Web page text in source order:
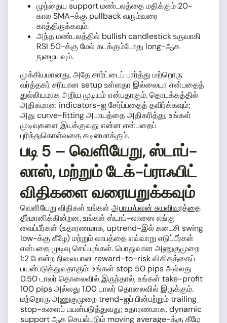
முந்தைய support மண்டலத்தை மதிக்கும் 20-
கால SMA-க்கு pullback வரும்வரை
காத்திருக்கவும்.
அந்த மண்டலத்தில் bullish candlestick உருவாகி
RSI 50-க்கு மேல் கடக்கும்போது long-ஆக
நுழையவும்.
முக்கியமானது, அதே சார்ட்டைப் பார்த்து மற்றொரு
வர்த்தகர் சரியான setup உள்ளதா இல்லையா என்பதைத்
துல்லியமாக அறிய முடியும் என்பதாகும். தொடக்கத்தில்
அதிகமான indicators-ஐ சேர்ப்பதைத் தவிர்க்கவும்;
அது curve-fitting அபாயத்தை அதிகரித்து, உங்கள்
முடிவுகளை இயக்குவது என்ன என்பதைப்
புரிந்துகொள்வதை கடினமாக்கும்.
படி 5 – வெளியேறு, ஸ்டாப்-
லாஸ், மற்றும் டேக்-ப்ராஃபிட்
விதிகளை வரையறுக்கவும்
வெளியேறு விதிகள் உங்கள் அபாய/பலன் சுயவிவரத்தை
தீர்மானிக்கின்றன. உங்கள் ஸ்டாப்-லாஸை எங்கு
வைப்பீர்கள் (உதாரணமாக, uptrend-இல் கடைசி swing
low-க்கு கீழே) மற்றும் லாபத்தை எவ்வாறு எடுப்பீர்கள்
என்பதை முடிவு செய்யுங்கள். பொதுவான அணுகுமுறை
1:2 போன்ற நிலையான reward-to-risk விகிதத்தைப்
பயன்படுத்துவதாகும்: உங்கள் stop 50 pips அல்லது
0.50 டாலர் தொலைவில் இருந்தால், உங்கள் take-profit
100 pips அல்லது 1.00 டாலர் தொலைவில் இருக்கும்.
மற்றொரு அணுகுமுறை trend-ஐப் பின்பற்றும் trailing
stop-களைப் பயன்படுத்துவது; உதாரணமாக, dynamic
support ஆக செயல்படும் moving average-க்கு கீழே